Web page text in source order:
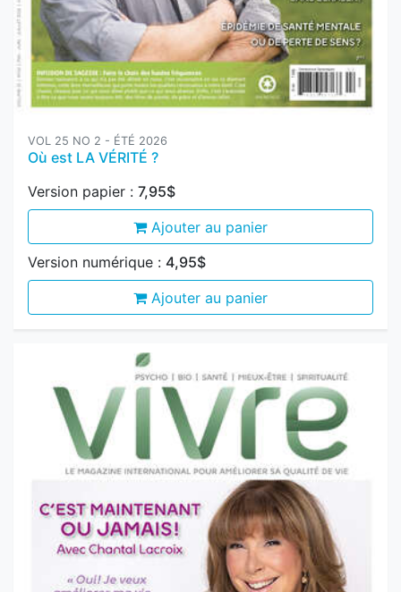
VOL 25 NO 2 - ÉTÉ 2026
Où est LA VÉRITÉ ?
Ajouter au panier
Version numérique :4,95$
Ajouter au panier